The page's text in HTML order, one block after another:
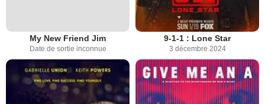
My New Friend Jim
Date de sortie inconnue
9-1-1 : Lone Star
3 décembre 2024